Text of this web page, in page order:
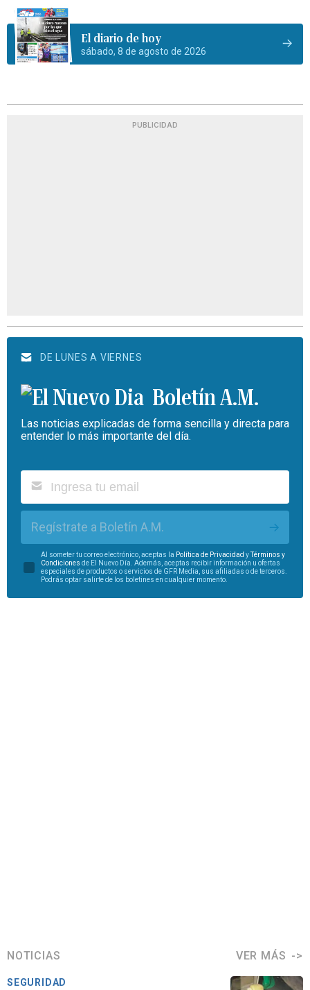
El diario de hoy
sábado, 8 de agosto de 2026
PUBLICIDAD
DE LUNES A VIERNES
Boletín A.M.
Las noticias explicadas de forma sencilla y directa para
entender lo más importante del día.
Regístrate a Boletín A.M.
Al someter tu correo electrónico, aceptas la Política de Privacidad yTérminos y
Condiciones de El Nuevo Día. Además, aceptas recibir información u ofertas
especiales de productos o servicios de GFR Media, sus afiliadas o de terceros.
Podrás optar salirte de los boletines en cualquier momento.
NOTICIAS VER MÁS
SEGURIDAD